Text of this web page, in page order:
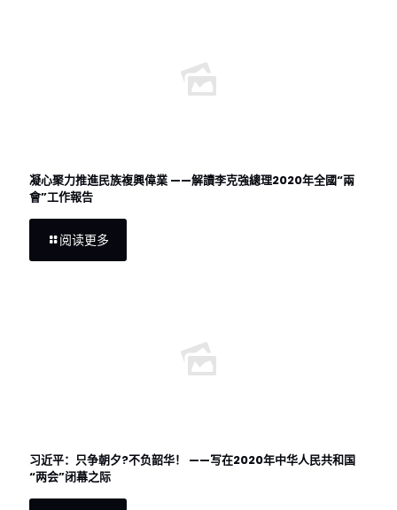
凝心聚力推進民族複興偉業 ——解讀李克強總理2020年全國“兩
會”工作報告
阅读更多
习近平：只争朝夕?不负韶华！ ——写在2020年中华人民共和国
“两会”闭幕之际